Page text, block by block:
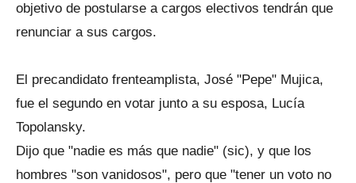
objetivo de postularse a cargos electivos tendrán que
renunciar a sus cargos.
El precandidato frenteamplista, José "Pepe" Mujica,
fue el segundo en votar junto a su esposa, Lucía
Topolansky.
Dijo que "nadie es más que nadie" (sic), y que los
hombres "son vanidosos", pero que "tener un voto no